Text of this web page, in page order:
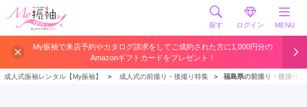
探す ログイン MENU
My振袖で来店予約やカタログ請求をしてご成約された方に1,000円分の
Amazonギフトカードをプレゼント！
成人式振袖レンタル【My振袖】 ＞ 成人式の前撮り・後撮り特集 ＞ 福島県の前撮り・後撮り